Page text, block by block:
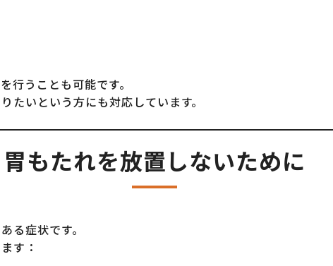
行うことも可能です。
たいという方にも対応しています。
胃もたれを放置しないために
る症状です。
す：